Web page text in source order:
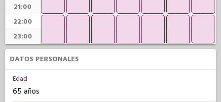
21:00
22:00
23:00
DATOS PERSONALES
Edad
65 años